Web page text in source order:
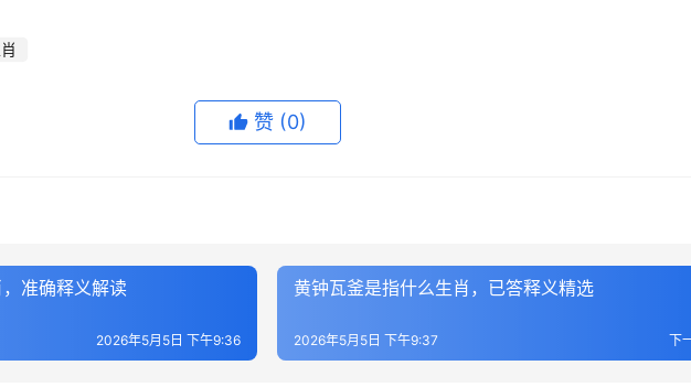
赞 (0)
准确释义解读
2026年5月5日 下午9:36
黄钟瓦釜是指什么生肖，已答释义精选
下
2026年5月5日 下午9:37